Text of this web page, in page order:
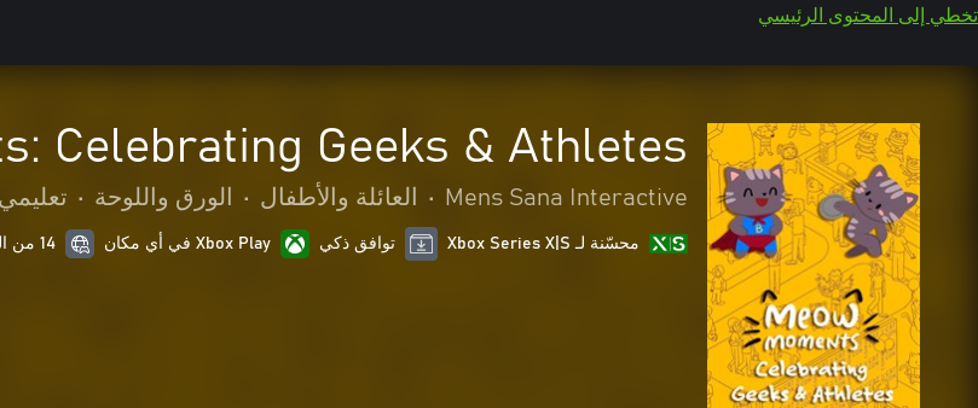
تخطي إلى المحتوى الرئيسي
Celebrating Geeks & Athletes
Mens Sana Interactive
• العائلة والأطفال • الورق واللوحة • تعليمي
محسّنة لـ Xbox Series X|S توافق ذكي Xbox Play في أي مكان 14 من اللغات المدعمة